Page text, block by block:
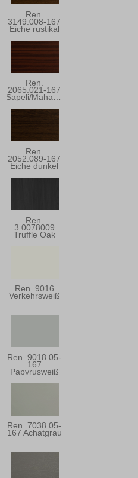
Ren.
3149.008-167
Eiche rustikal
Ren.
2065.021-167
Sapeli/Mahagoni
Ren.
2052.089-167
Eiche dunkel
Ren.
3.0078009
Truffle Oak
Ren. 9016
Verkehrsweiß
Ren. 9018.05-
167
Papyrusweiß
Ren. 7038.05-
167 Achatgrau